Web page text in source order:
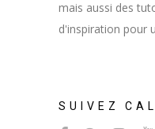
mais aussi des
d'inspiration pour
SUIVEZ